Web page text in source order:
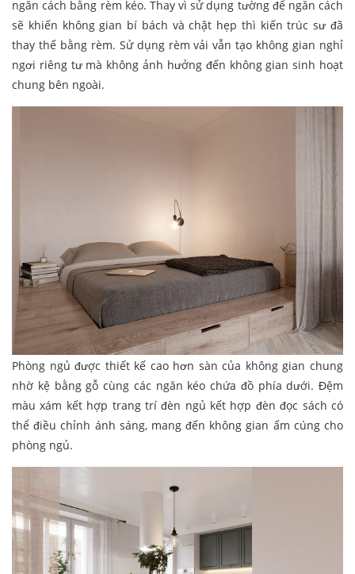
ngăn cách bằng rèm kéo. Thay vì sử dụng tường để ngăn cách
sẽ khiến không gian bí bách và chật hẹp thì kiến trúc sư đã
thay thế bằng rèm. Sử dụng rèm vải vẫn tạo không gian nghỉ
ngơi riêng tư mà không ảnh hưởng đến không gian sinh hoạt
chung bên ngoài.
Phòng ngủ được thiết kế cao hơn sàn của không gian chung
nhờ kệ bằng gỗ cùng các ngăn kéo chứa đồ phía dưới. Đệm
màu xám kết hợp trang trí đèn ngủ kết hợp đèn đọc sách có
thể điều chỉnh ánh sáng, mang đến không gian ấm cúng cho
phòng ngủ.